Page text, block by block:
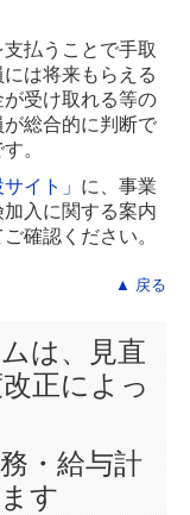
払うことで手取
は将来もらえる
受け取れる等の
総合的に判断で
。
イト」 に、事業
入に関する案内
確認ください。
▲ 戻る
は、見直
正によっ
・給与計
す